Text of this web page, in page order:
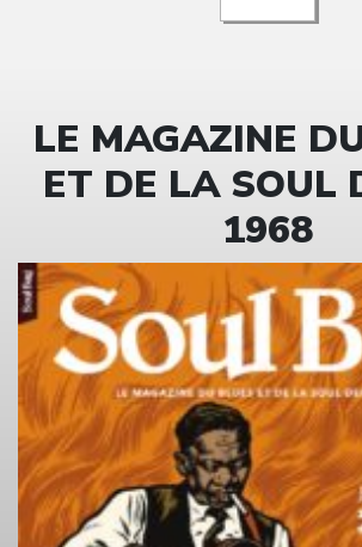
LE MAGAZINE
ET DE LA SOUL
1968